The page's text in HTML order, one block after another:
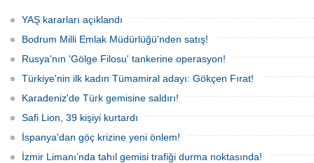
alevleri kontrol altına aldı.
YAŞ kararları açıklandı
Bodrum Milli Emlak Müdürlüğü’nden satış!
Rusya'nın 'Gölge Filosu' tankerine operasyon!
Türkiye'nin ilk kadın Tümamiral adayı: Gökçen Fırat!
Karadeniz'de Türk gemisine saldırı!
Safi Lion, 39 kişiyi kurtardı
İspanya'dan göç krizine yeni önlem!
İzmir Limanı’nda tahıl gemisi trafiği durma noktasında!